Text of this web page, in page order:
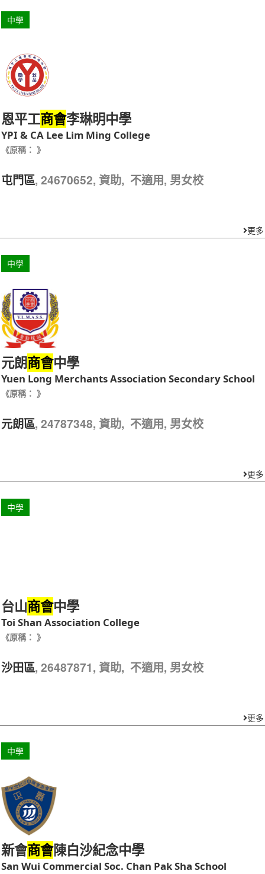
中學
恩平工商會李琳明中學
YPI & CA Lee Lim Ming College
《原稱： 》
屯門區, 24670652, 資助, 不適用, 男女校
更多
中學
元朗商會中學
Yuen Long Merchants Association Secondary School
《原稱： 》
元朗區, 24787348, 資助, 不適用, 男女校
更多
中學
台山商會中學
Toi Shan Association College
《原稱： 》
沙田區, 26487871, 資助, 不適用, 男女校
更多
中學
新會商會陳白沙紀念中學
San Wui Commercial Soc. Chan Pak Sha School